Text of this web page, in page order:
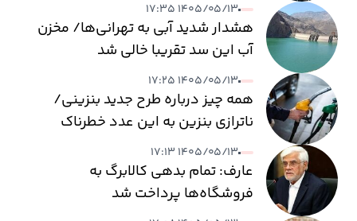
۱۴۰۵/۰۵/۱۳ ۱۷:۳۵
هشدار شدید آبی به تهرانی‌ها/ مخزن
آب این سد تقریبا خالی شد
۱۴۰۵/۰۵/۱۳ ۱۷:۲۵
همه چیز درباره طرح جدید بنزینی/
ناترازی بنزین به این عدد خطرناک
می‌رسد
۱۴۰۵/۰۵/۱۳ ۱۷:۱۳
عارف: تمام بدهی کالابرگ به
فروشگاه‌ها پرداخت شد